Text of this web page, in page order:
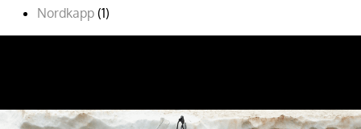
Nordkapp (1)
Romania(9)